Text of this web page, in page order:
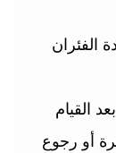
الفئران
القيام
أو رجوع